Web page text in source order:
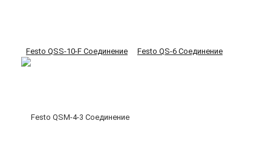
Festo QSS-10-F Соединение Festo QS-6 Соединение